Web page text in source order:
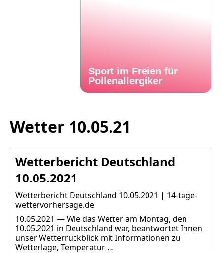
Sport im Freien für
Pollenallergiker
Wetter 10.05.21
Wetterbericht Deutschland
10.05.2021
Wetterbericht Deutschland 10.05.2021 | 14-tage-
wettervorhersage.de
10.05.2021 — Wie das Wetter am Montag, den
10.05.2021 in Deutschland war, beantwortet Ihnen
unser Wetterrückblick mit Informationen zu
Wetterlage, Temperatur …